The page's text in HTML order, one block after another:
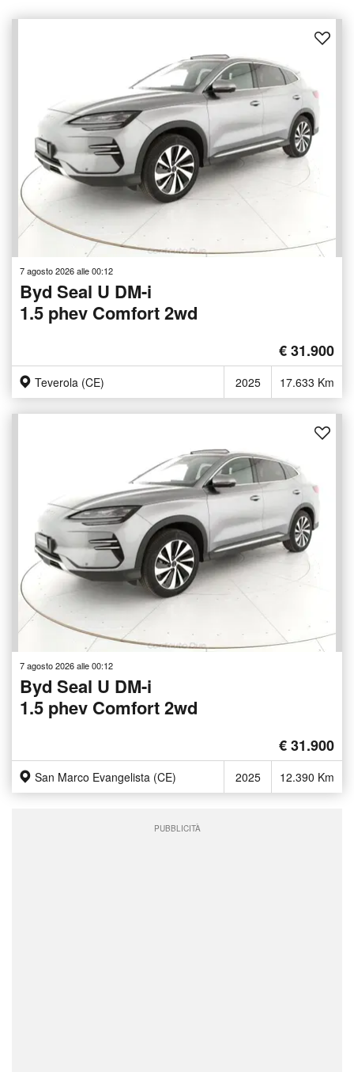
7 agosto 2026 alle 00:12
Byd Seal U DM-i
1.5 phev Comfort 2wd
€ 31.900
Teverola (CE) 2025 17.633 Km
7 agosto 2026 alle 00:12
Byd Seal U DM-i
1.5 phev Comfort 2wd
€ 31.900
San Marco Evangelista (CE) 2025 12.390 Km
PUBBLICITÀ